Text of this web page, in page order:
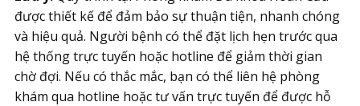
được thiết kế để đảm bảo sự thuận tiện, nhanh chóng
và hiệu quả. Người bệnh có thể đặt lịch hẹn trước qua
hệ thống trực tuyến hoặc hotline để giảm thời gian
chờ đợi. Nếu có thắc mắc, bạn có thể liên hệ phòng
khám qua hotline hoặc tư vấn trực tuyến để được hỗ